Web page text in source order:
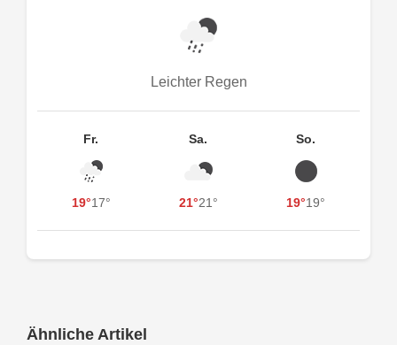
Leichter Regen
Fr.
19°17°
Sa.
21°21°
So.
19°19°
Ähnliche Artikel